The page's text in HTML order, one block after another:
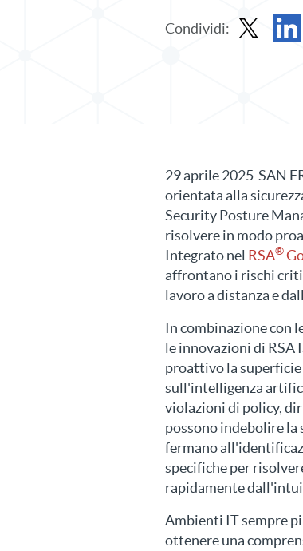
Condividi:
29 aprile 2025-SAN
orientata alla
Security Posture
risolvere in modo
Integrato nel RSA®
affrontano i rischi
lavoro a distanza e
In combinazione con
le innovazioni di RSA
proattivo la superficie
sull'intelligenza
violazioni di policy,
possono indebolire la
fermano
specifiche per
rapidamente
Ambienti IT sempre
ottenere una